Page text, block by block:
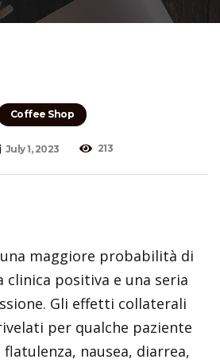
Coffee Shop
July 1, 2023 213
maggiore probabilità di
clinica positiva e una seria
Gli effetti collaterali
per qualche paziente
nausea, diarrea,